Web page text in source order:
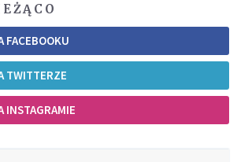
FACEBOOKU
TWITTERZE
INSTAGRAMIE